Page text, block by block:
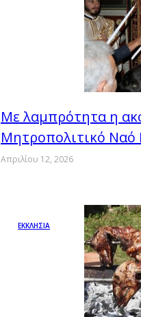
Με λαμπρότητα η
Μητροπολιτικό Ναό
Απριλίου 12, 2026
ΕΚΚΛΗΣΙΑ